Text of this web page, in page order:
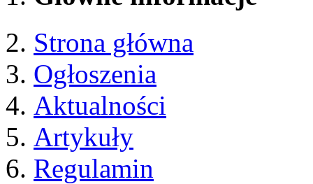
Strona główna
Ogłoszenia
Aktualności
Artykuły
Regulamin